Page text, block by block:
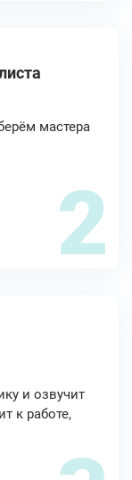
мастера
2
и озвучит
к работе,